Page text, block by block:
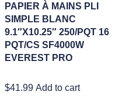
PAPIER À MAINS PLI
SIMPLE BLANC
9.1″X10.25″ 250/PQT 16
PQT/CS SF4000W
EVEREST PRO
$41.99 Add to cart